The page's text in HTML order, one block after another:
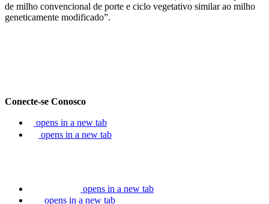
de milho convencional de porte e ciclo vegetativo similar ao milho
geneticamente modificado”.
Conecte-se Conosco
opens in a new tab
opens in a new tab
opens in a new tab
opens in a new tab